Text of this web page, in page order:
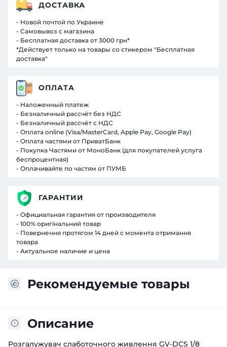
Рекомендуемые товары
Описание
Розгалужувач слаботочного живлення GV-DCS 1/8
ДОСТАВКА
- Новой почтой по Украине
- Самовывоз с магазина
- Бесплатная доставка от 3000 грн*
*Действует только на товары со стикером "Бесплатная
доставка"
ОПЛАТА
- Наложенный платеж
- Безналичный рассчёт без НДС
- Безналичный рассчёт с НДС
- Оплата online (Visa/MasterCard, Apple Pay, Google Pay)
- Оплата частями от ПриватБанк
- Покупка Частями от МоноБанк (для покупателей услуга
беспроцентная)
- Оплачивайте по частям от ПУМБ
ГАРАНТИИ
- Официальная гарантия от производителя
- 100% оригінальний товар
- Повернення протягом 14 дней с момента отримання
товара
- Актуальное наличие и цена